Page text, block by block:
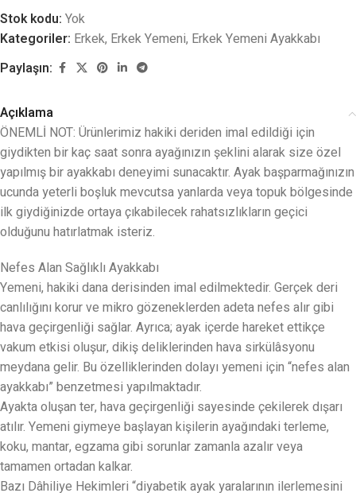
Stok kodu: Yok
Kategoriler: Erkek, Erkek Yemeni, Erkek Yemeni Ayakkabı
Paylaşın:
Açıklama
ÖNEMLİ NOT: Ürünlerimiz hakiki deriden imal edildiği için
giydikten bir kaç saat sonra ayağınızın şeklini alarak size özel
yapılmış bir ayakkabı deneyimi sunacaktır. Ayak başparmağınızın
ucunda yeterli boşluk mevcutsa yanlarda veya topuk bölgesinde
ilk giydiğinizde ortaya çıkabilecek rahatsızlıkların geçici
olduğunu hatırlatmak isteriz.
Nefes Alan Sağlıklı Ayakkabı
Yemeni, hakiki dana derisinden imal edilmektedir. Gerçek deri
canlılığını korur ve mikro gözeneklerden adeta nefes alır gibi
hava geçirgenliği sağlar. Ayrıca; ayak içerde hareket ettikçe
vakum etkisi oluşur, dikiş deliklerinden hava sirkülâsyonu
meydana gelir. Bu özelliklerinden dolayı yemeni için “nefes alan
ayakkabı” benzetmesi yapılmaktadır.
Ayakta oluşan ter, hava geçirgenliği sayesinde çekilerek dışarı
atılır. Yemeni giymeye başlayan kişilerin ayağındaki terleme,
koku, mantar, egzama gibi sorunlar zamanla azalır veya
tamamen ortadan kalkar.
Bazı Dâhiliye Hekimleri “diyabetik ayak yaralarının ilerlemesini